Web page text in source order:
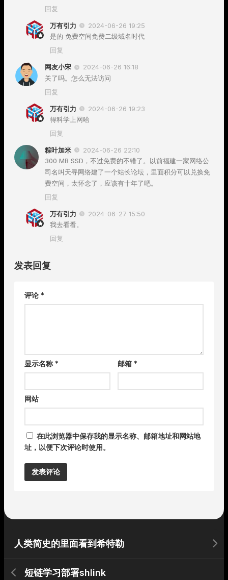
回复
万有引力
2024-06-26 19:25
是的 免费空间免费二级域名时代
回复
网友小宋
2024-06-26 16:18
关了吗。怎么无法访问
回复
万有引力
2024-06-26 19:23
得科学上网哈
回复
粽叶加米
2024-06-26 22:10
300 MB SSD，不过免费的不错了。以前福建一家网络公
司名叫天寻网络建了一个站长论坛，里面积分可以兑换免
费空间，太怀念了，应该有十年了吧。
回复
万有引力
2024-06-27 15:50
我去看看。
回复
发表回复
评论 *
显示名称 * 邮箱*
网站
在此浏览器中保存我的显示名称、邮箱地址和网站地
址，以便下次评论时使用。
人类简史的里面看到希特勒
短链学习部署shlink